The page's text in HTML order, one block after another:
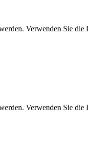
Verwenden Sie
Verwenden Sie